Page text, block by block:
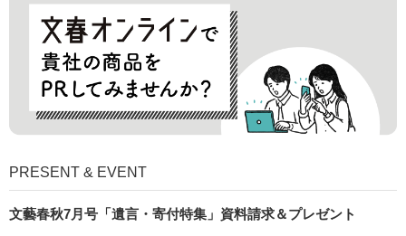
PRESENT & EVENT
文藝春秋7月号「遺言・寄付特集」資料請求＆プレゼント